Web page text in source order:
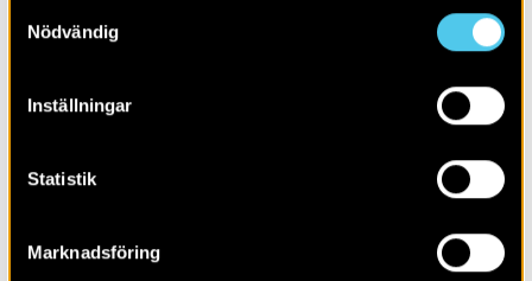
Nödvändig
Inställningar
Statistik
Marknadsföring
NYHET
historia